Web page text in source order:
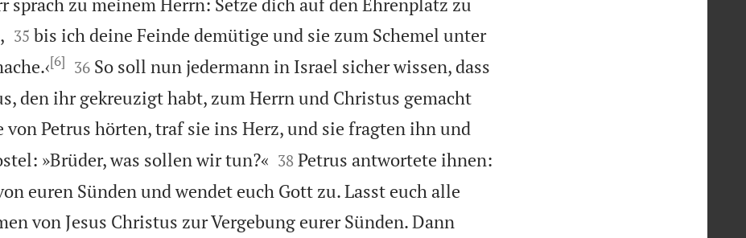


35 bis ich deine Feinde demütige und sie zum Schemel unter
[6]
36 So soll nun jedermann in Israel sicher wissen, dass
den ihr gekreuzigt habt, zum Herrn und Christus gemacht
von Petrus hörten, traf sie ins Herz, und sie fragten ihn und
»Brüder, was sollen wir tun?«
38 Petrus antwortete ihnen:
euren Sünden und wendet euch Gott zu. Lasst euch alle
von Jesus Christus zur Vergebung eurer Sünden. Dann